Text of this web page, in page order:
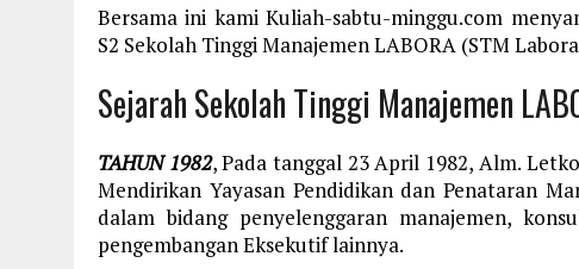
Bersama ini kami Kuliah-sabtu-minggu.com
S2 Sekolah Tinggi Manajemen LABORA (STM
Sejarah Sekolah Tinggi Manajemen
TAHUN 1982, Pada tanggal 23 April 1982, Alm.
Mendirikan Yayasan Pendidikan dan Penataran
dalam bidang penyelenggaran manajemen,
pengembangan Eksekutif lainnya.